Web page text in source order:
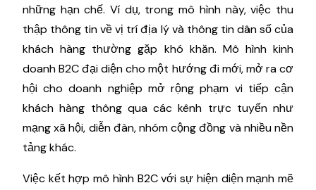
những hạn chế. Ví dụ, trong mô hình này, việc thu
thập thông tin về vị trí địa lý và thông tin dân số của
khách hàng thường gặp khó khăn. Mô hình kinh
doanh B2C đại diện cho một hướng đi mới, mở ra cơ
hội cho doanh nghiệp mở rộng phạm vi tiếp cận
khách hàng thông qua các kênh trực tuyến như
mạng xã hội, diễn đàn, nhóm cộng đồng và nhiều nền
tảng khác.
Việc kết hợp mô hình B2C với sự hiện diện mạnh mẽ